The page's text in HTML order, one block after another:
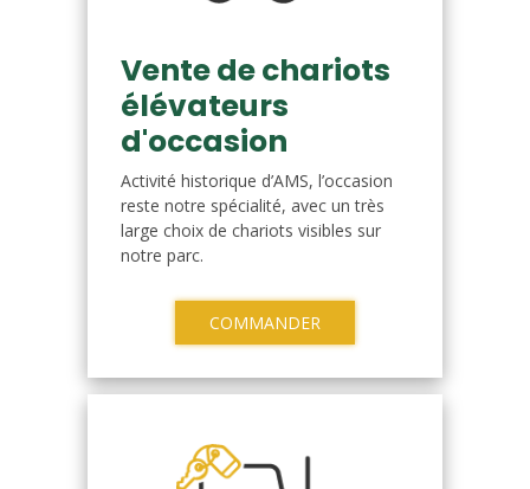
Vente de chariots
élévateurs
d'occasion
Activité historique d’AMS, l’occasion
reste notre spécialité, avec un très
large choix de chariots visibles sur
notre parc.
COMMANDER